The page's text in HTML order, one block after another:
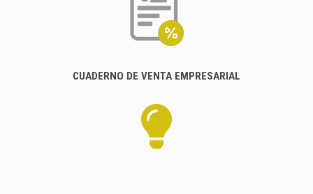
CUADERNO DE VENTA EMPRESARIAL